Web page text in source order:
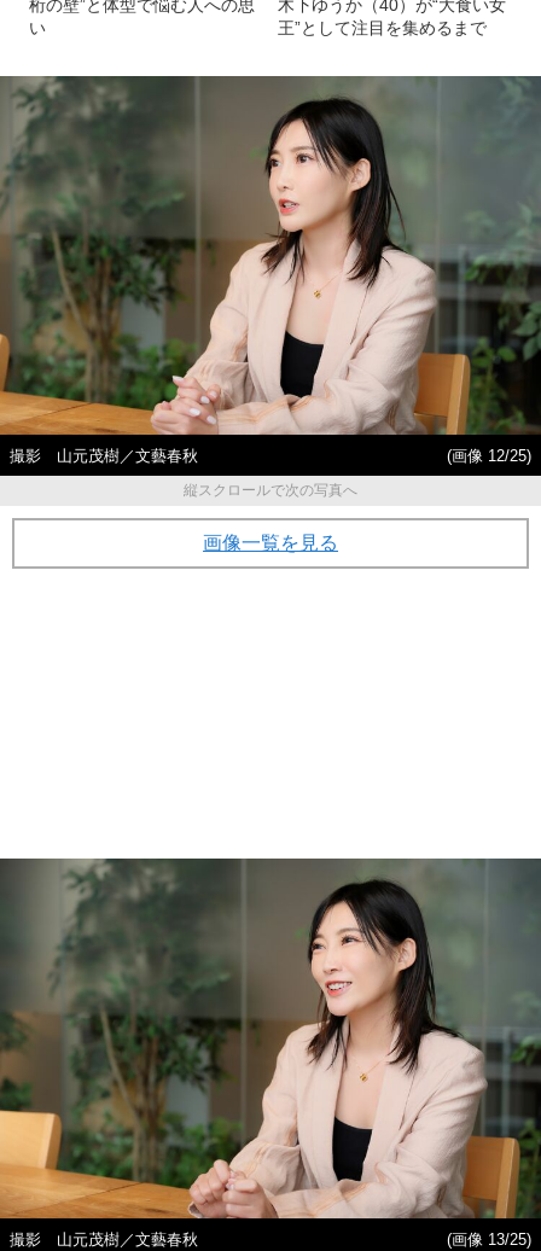
桁の壁”と体型で悩む人への思
い
木下ゆうか（40）が“大食い女
王”として注目を集めるまで
撮影 山元茂樹／文藝春秋
(画像 12/25)
縦スクロールで次の写真へ
画像一覧を見る
撮影 山元茂樹／文藝春秋 (画像 13/25)